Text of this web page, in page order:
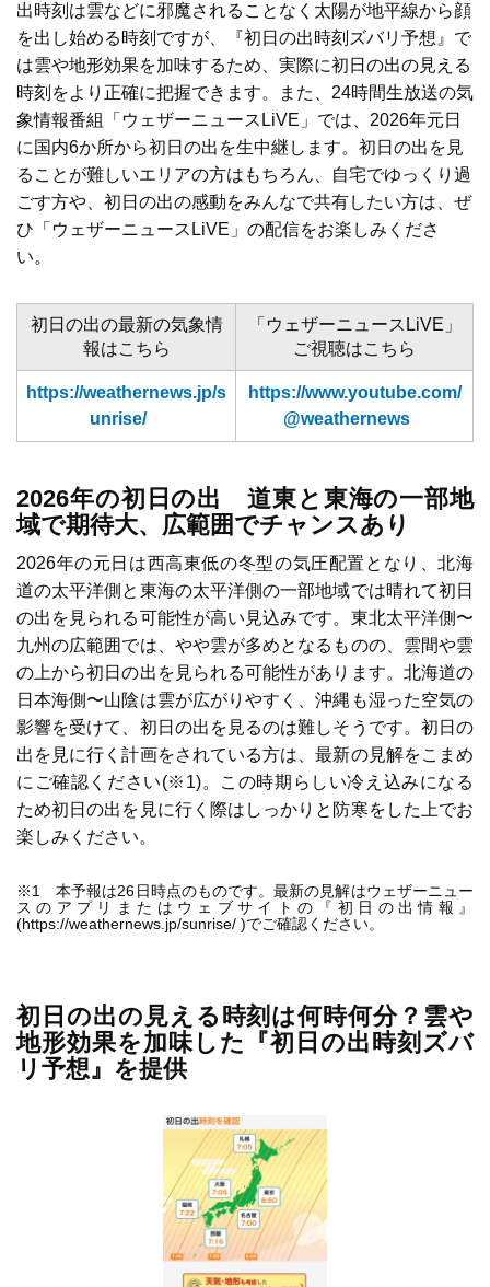
出時刻は雲などに邪魔されることなく太陽が地平線から顔
を出し始める時刻ですが、『初日の出時刻ズバリ予想』で
は雲や地形効果を加味するため、実際に初日の出の見える
時刻をより正確に把握できます。また、24時間生放送の気
象情報番組「ウェザーニュースLiVE」では、2026年元日
に国内6か所から初日の出を生中継します。初日の出を見
ることが難しいエリアの方はもちろん、自宅でゆっくり過
ごす方や、初日の出の感動をみんなで共有したい方は、ぜ
ひ「ウェザーニュースLiVE」の配信をお楽しみくださ
い。
初日の出の最新の気象情
報はこちら
「ウェザーニュースLiVE」
ご視聴はこちら
https://weathernews.jp/s
unrise/
https://www.youtube.com/
@weathernews
2026年の初日の出 道東と東海の一部地
域で期待大、広範囲でチャンスあり
2026年の元日は西高東低の冬型の気圧配置となり、北海
道の太平洋側と東海の太平洋側の一部地域では晴れて初日
の出を見られる可能性が高い見込みです。東北太平洋側〜
九州の広範囲では、やや雲が多めとなるものの、雲間や雲
の上から初日の出を見られる可能性があります。北海道の
日本海側〜山陰は雲が広がりやすく、沖縄も湿った空気の
影響を受けて、初日の出を見るのは難しそうです。初日の
出を見に行く計画をされている方は、最新の見解をこまめ
にご確認ください(※1)。この時期らしい冷え込みになる
ため初日の出を見に行く際はしっかりと防寒をした上でお
楽しみください。
※1 本予報は26日時点のものです。最新の見解はウェザーニュー
スのアプリまたはウェブサイトの『初日の出情報』
(https://weathernews.jp/sunrise/ )でご確認ください。
初日の出の見える時刻は何時何分？雲や
地形効果を加味した『初日の出時刻ズバ
リ予想』を提供